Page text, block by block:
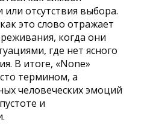
отсутствия выбора.
это слово отражает
когда они
где нет ясного
В итоге, «None»
термином, а
человеческих эмоций
и